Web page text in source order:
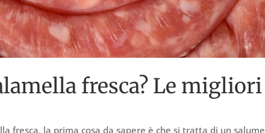
fresca? Le migliori
fresca, la prima cosa da sapere è che si tratta di un salume